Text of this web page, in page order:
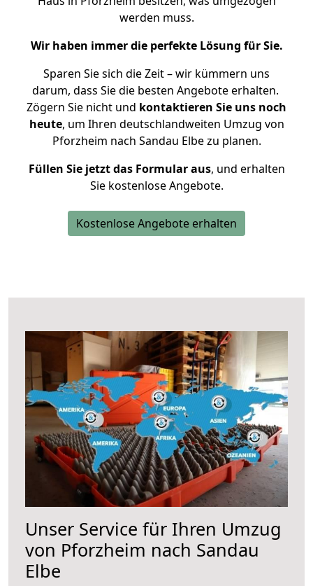
werden muss.
Wir haben immer die perfekte Lösung für Sie.
Sparen Sie sich die Zeit – wir kümmern uns
darum, dass Sie die besten Angebote erhalten.
Zögern Sie nicht und kontaktieren Sie uns noch
heute, um Ihren deutschlandweiten Umzug von
Pforzheim nach Sandau Elbe zu planen.
Füllen Sie jetzt das Formular aus, und erhalten
Sie kostenlose Angebote.
Kostenlose Angebote erhalten
Unser Service für Ihren Umzug
von Pforzheim nach Sandau
Elbe